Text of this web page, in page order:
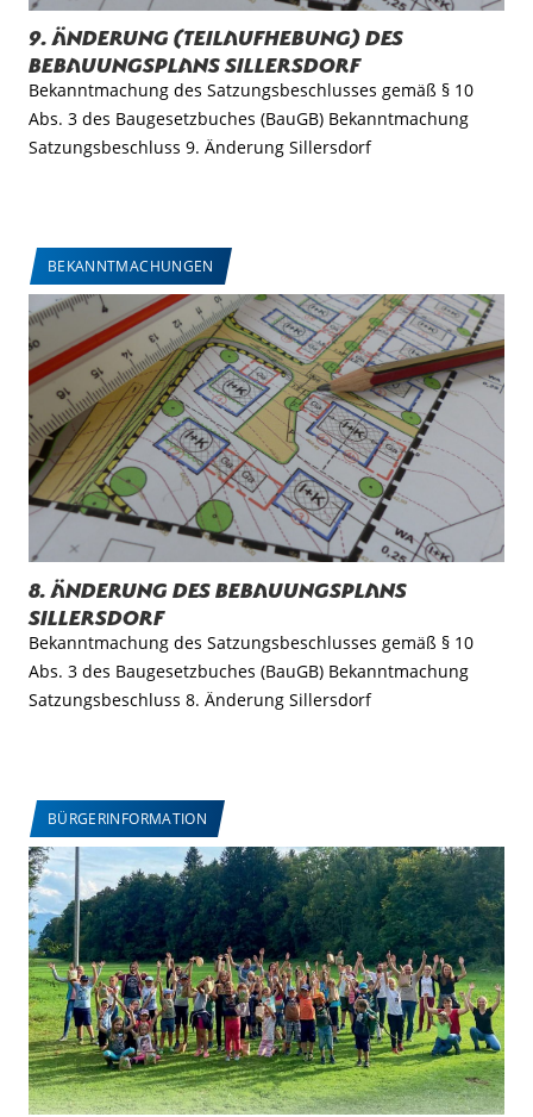
9. Änderung (Teilaufhebung) des
Bebauungsplans Sillersdorf
Bekanntmachung des Satzungsbeschlusses gemäß § 10
Abs. 3 des Baugesetzbuches (BauGB) Bekanntmachung
Satzungsbeschluss 9. Änderung Sillersdorf
BEKANNTMACHUNGEN
8. Änderung des Bebauungsplans
Sillersdorf
Bekanntmachung des Satzungsbeschlusses gemäß § 10
Abs. 3 des Baugesetzbuches (BauGB) Bekanntmachung
Satzungsbeschluss 8. Änderung Sillersdorf
BÜRGERINFORMATION